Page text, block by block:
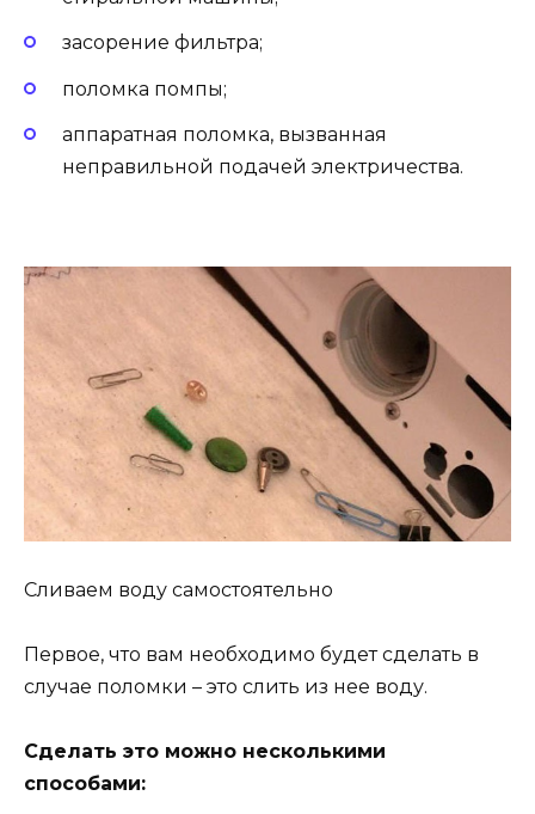
засорение фильтра;
поломка помпы;
аппаратная поломка, вызванная
неправильной подачей электричества.
Сливаем воду самостоятельно
Первое, что вам необходимо будет сделать в
случае поломки – это слить из нее воду.
Сделать это можно несколькими
способами: